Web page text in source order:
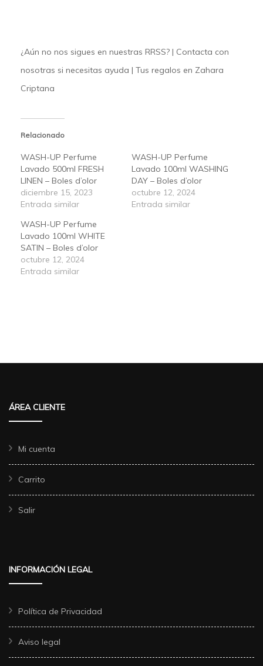
¿Aún no nos sigues en nuestras RRSS? | Contacta con
nosotras si necesitas ayuda | Tus regalos en Zahara
Criptana
Relacionado
WASH-UP Perfume
Lavado 500ml FRESH
LINEN – Boles d’olor
diciembre 15, 2023
Entrada similar
WASH-UP Perfume
Lavado 100ml WASHING
DAY – Boles d’olor
octubre 12, 2024
Entrada similar
WASH-UP Perfume
Lavado 100ml WHITE
SATIN – Boles d’olor
octubre 12, 2024
Entrada similar
ÁREA CLIENTE
Mi cuenta
Carrito
Salir
INFORMACIÓN LEGAL
Política de Privacidad
Aviso legal